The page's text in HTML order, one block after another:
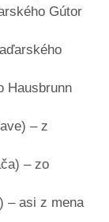
Gútor
Hausbrunn
– z
– zo
– asi z mena